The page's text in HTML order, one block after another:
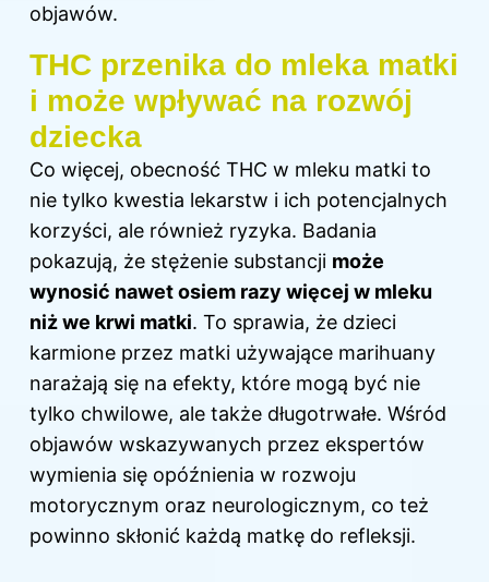
objawów.
THC przenika do mleka matki
i może wpływać na rozwój
dziecka
Co więcej, obecność THC w mleku matki to
nie tylko kwestia lekarstw i ich potencjalnych
korzyści, ale również ryzyka. Badania
pokazują, że stężenie substancji może
wynosić nawet osiem razy więcej w mleku
niż we krwi matki. To sprawia, że dzieci
karmione przez matki używające marihuany
narażają się na efekty, które mogą być nie
tylko chwilowe, ale także długotrwałe. Wśród
objawów wskazywanych przez ekspertów
wymienia się opóźnienia w rozwoju
motorycznym oraz neurologicznym, co też
powinno skłonić każdą matkę do refleksji.